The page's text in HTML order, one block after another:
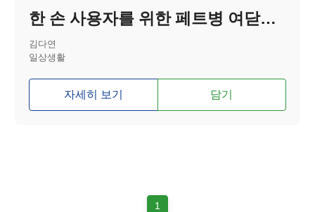
한 손 사용자를 위한 페트병 여닫이 보조기기
김다연
일상생활
자세히 보기 담기
1